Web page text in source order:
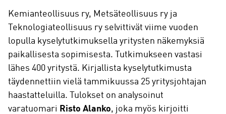
Kemianteollisuus ry, Metsäteollisuus ry ja
Teknologiateollisuus ry selvittivät viime vuoden
lopulla kyselytutkimuksella yritysten näkemyksiä
paikallisesta sopimisesta. Tutkimukseen vastasi
lähes 400 yritystä. Kirjallista kyselytutkimusta
täydennettiin vielä tammikuussa 25 yritysjohtajan
haastatteluilla. Tulokset on analysoinut
varatuomari Risto Alanko, joka myös kirjoitti